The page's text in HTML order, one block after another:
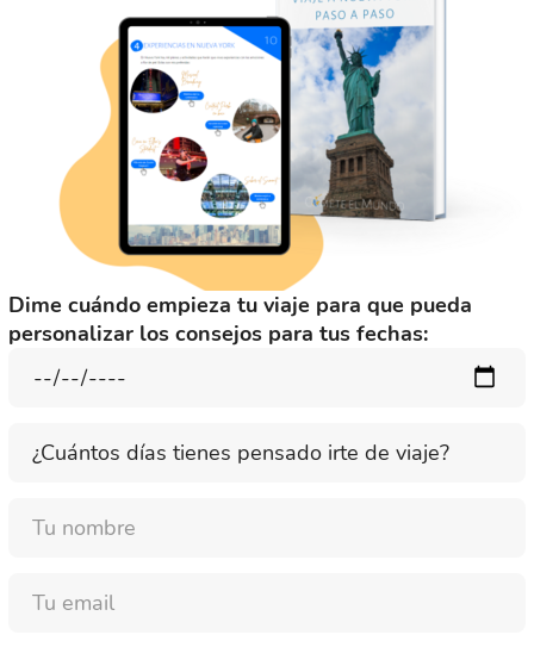
Dime cuándo empieza tu viaje para que pueda
personalizar los consejos para tus fechas:
¿Cuántos
días
pensado
viaje?
Nombre
Email